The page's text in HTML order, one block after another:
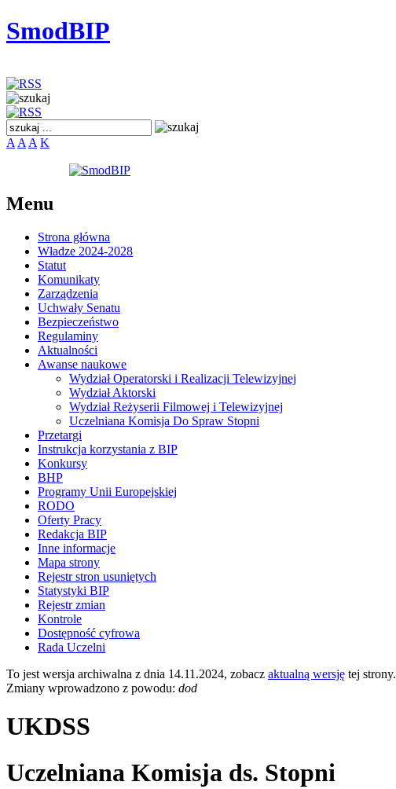
SmodBIP
A A A K
Menu
Strona główna
Władze 2024-2028
Statut
Komunikaty
Zarządzenia
Uchwały Senatu
Bezpieczeństwo
Regulaminy
Aktualności
Awanse naukowe
Wydział Operatorski i Realizacji Telewizyjnej
Wydział Aktorski
Wydział Reżyserii Filmowej i Telewizyjnej
Uczelniana Komisja Do Spraw Stopni
Przetargi
Instrukcja korzystania z BIP
Konkursy
BHP
Programy Unii Europejskiej
RODO
Oferty Pracy
Redakcja BIP
Inne informacje
Mapa strony
Rejestr stron usuniętych
Statystyki BIP
Rejestr zmian
Kontrole
Dostępność cyfrowa
Rada Uczelni
To jest wersja archiwalna z dnia 14.11.2024, zobacz aktualną wersję tej strony.
Zmiany wprowadzono z powodu: dod
UKDSS
Uczelniana Komisja ds. Stopni